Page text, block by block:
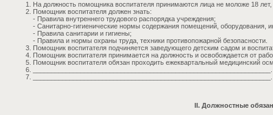
На должность помощника воспитателя принимаются лица не моложе 18
Помощник воспитателя должен знать:
- Правила внутреннего трудового распорядка учреждения;
- Санитарно-гигиенические нормы содержания помещений, оборудования,
- Правила санитарии и гигиены;
- Правила и нормы охраны труда, техники противопожарной безопасности.
Помощник воспитателя подчиняется заведующего детским садом и
Помощник воспитателя принимается на должность и освобождается от
Помощник воспитателя обязан проходить ежеквартальный медицинский
II. Должностные